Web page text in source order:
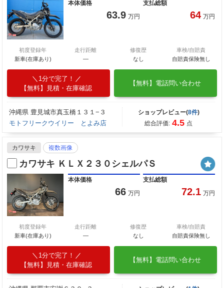
本体価格
63.9 万円
支払総額
64 万円
初度登録年
新車(在庫あり)
走行距離
―
修復歴
なし
車検/自賠責
自賠責保険無し
1分で完了！
【無料】見積・在庫確認
【無料】電話問い合わせ
沖縄県 豊見城市真玉橋１３１−３
モトフリークウイリー とよみ店
ショップレビュー(8件)
総合評価: 4.5 点
カワサキ 複数画像
カワサキ ＫＬＸ２３０シェルパＳ
本体価格
66 万円
支払総額
72.1 万円
初度登録年
新車(在庫あり)
走行距離
―
修復歴
なし
車検/自賠責
自賠責保険無し
1分で完了！
【無料】見積・在庫確認
【無料】電話問い合わせ